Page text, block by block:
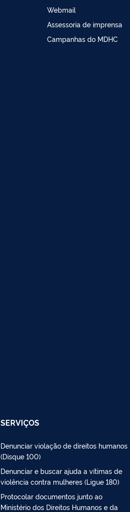
Webmail
Assessoria de imprensa
Campanhas do MDHC
SERVIÇOS
Denunciar violação de direitos humanos
(Disque 100)
Denunciar e buscar ajuda a vítimas de
violência contra mulheres (Ligue 180)
Protocolar documentos junto ao
Ministério dos Direitos Humanos e da